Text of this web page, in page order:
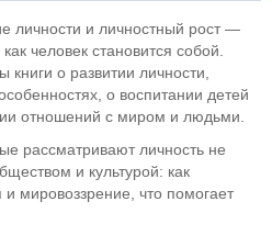
личности и личностный рост —
человек становится собой.
книги о развитии личности,
о воспитании детей
отношений с миром и людьми.
рассматривают личность не
и культурой: как
мировоззрение, что помогает